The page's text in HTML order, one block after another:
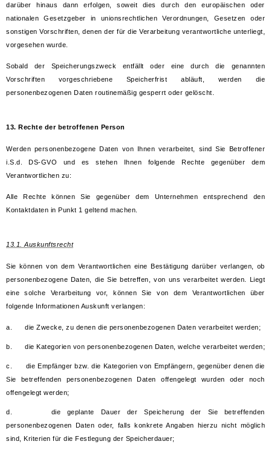
darüber hinaus dann erfolgen, soweit dies durch den europäischen oder
nationalen Gesetzgeber in unionsrechtlichen Verordnungen, Gesetzen oder
sonstigen Vorschriften, denen der für die Verarbeitung verantwortliche unterliegt,
vorgesehen wurde.
Sobald der Speicherungszweck entfällt oder eine durch die genannten
Vorschriften vorgeschriebene Speicherfrist abläuft, werden die
personenbezogenen Daten routinemäßig gesperrt oder gelöscht.
13. Rechte der betroffenen Person
Werden personenbezogene Daten von Ihnen verarbeitet, sind Sie Betroffener
i.S.d. DS-GVO und es stehen Ihnen folgende Rechte gegenüber dem
Verantwortlichen zu:
Alle Rechte können Sie gegenüber dem Unternehmen entsprechend den
Kontaktdaten in Punkt 1 geltend machen.
13.1. Auskunftsrecht
Sie können von dem Verantwortlichen eine Bestätigung darüber verlangen, ob
personenbezogene Daten, die Sie betreffen, von uns verarbeitet werden. Liegt
eine solche Verarbeitung vor, können Sie von dem Verantwortlichen über
folgende Informationen Auskunft verlangen:
a. die Zwecke, zu denen die personenbezogenen Daten verarbeitet werden;
b. die Kategorien von personenbezogenen Daten, welche verarbeitet werden;
c. die Empfänger bzw. die Kategorien von Empfängern, gegenüber denen die
Sie betreffenden personenbezogenen Daten offengelegt wurden oder noch
offengelegt werden;
d. die geplante Dauer der Speicherung der Sie betreffenden
personenbezogenen Daten oder, falls konkrete Angaben hierzu nicht möglich
sind, Kriterien für die Festlegung der Speicherdauer;